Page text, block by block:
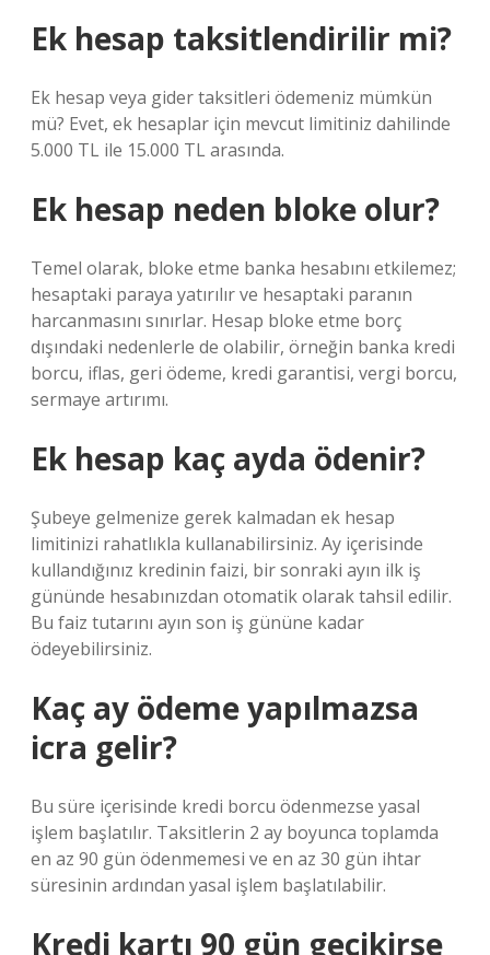
Ek hesap taksitlendirilir mi?
Ek hesap veya gider taksitleri ödemeniz mümkün
mü? Evet, ek hesaplar için mevcut limitiniz dahilinde
5.000 TL ile 15.000 TL arasında.
Ek hesap neden bloke olur?
Temel olarak, bloke etme banka hesabını etkilemez;
hesaptaki paraya yatırılır ve hesaptaki paranın
harcanmasını sınırlar. Hesap bloke etme borç
dışındaki nedenlerle de olabilir, örneğin banka kredi
borcu, iflas, geri ödeme, kredi garantisi, vergi borcu,
sermaye artırımı.
Ek hesap kaç ayda ödenir?
Şubeye gelmenize gerek kalmadan ek hesap
limitinizi rahatlıkla kullanabilirsiniz. Ay içerisinde
kullandığınız kredinin faizi, bir sonraki ayın ilk iş
gününde hesabınızdan otomatik olarak tahsil edilir.
Bu faiz tutarını ayın son iş gününe kadar
ödeyebilirsiniz.
Kaç ay ödeme yapılmazsa
icra gelir?
Bu süre içerisinde kredi borcu ödenmezse yasal
işlem başlatılır. Taksitlerin 2 ay boyunca toplamda
en az 90 gün ödenmemesi ve en az 30 gün ihtar
süresinin ardından yasal işlem başlatılabilir.
Kredi kartı 90 gün gecikirse